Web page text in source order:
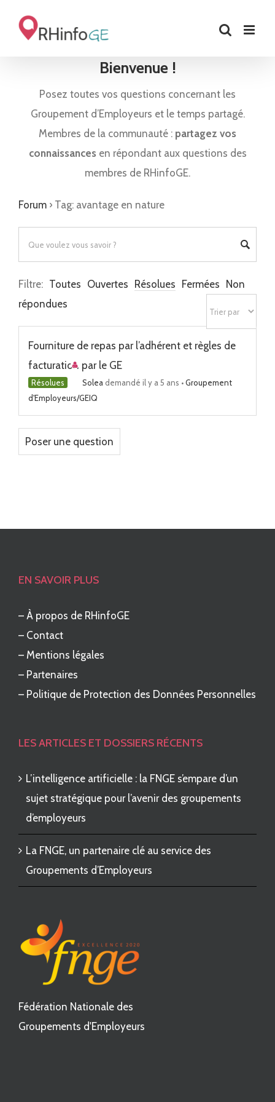
Bienvenue !
Posez toutes vos questions concernant les
Groupement d’Employeurs et le temps partagé.
Membres de la communauté : partagez vos
connaissances en répondant aux questions des
membres de RHinfoGE.
Forum › Tag: avantage en nature
Filtre: Toutes Ouvertes Résolues Fermées
Non
répondues
Fourniture de repas par l’adhérent et règles de
facturation par le GE
Résolues Solea demandé il y a 5 ans •Groupement
d'Employeurs/GEIQ
Poser une question
EN SAVOIR PLUS
– À propos de RHinfoGE
– Contact
– Mentions légales
– Partenaires
– Politique de Protection des Données Personnelles
LES ARTICLES ET DOSSIERS RÉCENTS
L’intelligence artificielle : la FNGE s’empare d’un
sujet stratégique pour l’avenir des groupements
d’employeurs
La FNGE, un partenaire clé au service des
Groupements d’Employeurs
Fédération Nationale des
Groupements d'Employeurs